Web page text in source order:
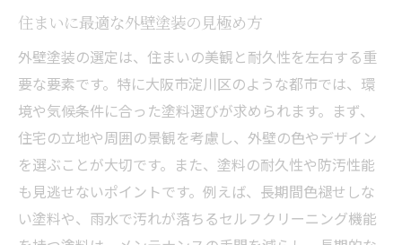
住まいに最適な外壁塗装の見極め方
外壁塗装の選定は、住まいの美観と耐久性を左右する重
要な要素です。特に大阪市淀川区のような都市では、環
境や気候条件に合った塗料選びが求められます。まず、
住宅の立地や周囲の景観を考慮し、外壁の色やデザイン
を選ぶことが大切です。また、塗料の耐久性や防汚性能
も見逃せないポイントです。例えば、長期間色褪せしな
い塗料や、雨水で汚れが落ちるセルフクリーニング機能